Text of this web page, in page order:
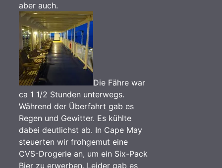
aber auch.
Die Fähre war
ca 1 1/2 Stunden unterwegs.
Während der Überfahrt gab es
Regen und Gewitter. Es kühlte
dabei deutlichst ab. In Cape May
steuerten wir frohgemut eine
CVS-Drogerie an, um ein Six-Pack
Bier zu erwerben. Leider gab es